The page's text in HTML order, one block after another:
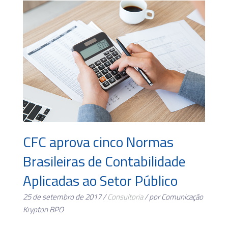
CFC aprova cinco Normas
Brasileiras de Contabilidade
Aplicadas ao Setor Público
25 de setembro de 2017 /Consultoria/ por Comunicação
Krypton BPO